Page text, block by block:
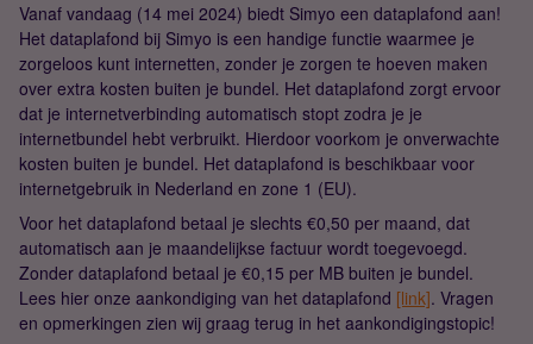
Vanaf vandaag (14 mei 2024) biedt Simyo een dataplafond aan!
Het dataplafond bij Simyo is een handige functie waarmee je
zorgeloos kunt internetten, zonder je zorgen te hoeven maken
over extra kosten buiten je bundel. Het dataplafond zorgt ervoor
dat je internetverbinding automatisch stopt zodra je je
internetbundel hebt verbruikt. Hierdoor voorkom je onverwachte
kosten buiten je bundel. Het dataplafond is beschikbaar voor
internetgebruik in Nederland en zone 1 (EU).
Voor het dataplafond betaal je slechts €0,50 per maand, dat
automatisch aan je maandelijkse factuur wordt toegevoegd.
Zonder dataplafond betaal je €0,15 per MB buiten je bundel.
Lees hier onze aankondiging van het dataplafond [link]. Vragen
en opmerkingen zien wij graag terug in het aankondigingstopic!